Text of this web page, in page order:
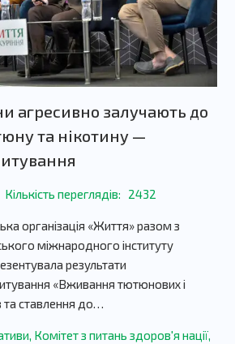
агресивно залучають до
та нікотину —
Кількість переглядів: 2432
організація «Життя» разом з
міжнародного інституту
результати
«Вживання тютюнових і
та ставлення до…
, Комітет з питань здоров'я нації,